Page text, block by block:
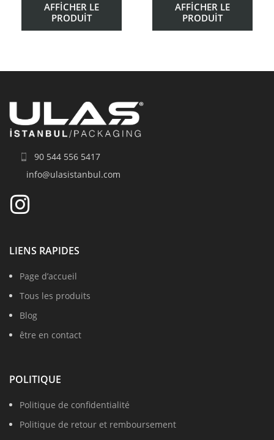
AFFICHER LE
PRODUIT
AFFICHER LE
PRODUIT
90 544 556 5417
info@ulasistanbul.com
LIENS RAPIDES
Page d’accueil
Tous les produits
Blog
être en contact
POLITIQUE
Politique de confidentialité
Politique de retour et remboursement